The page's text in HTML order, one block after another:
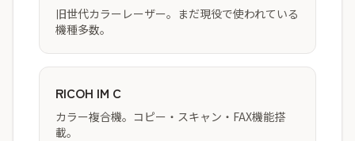
旧世代カラーレーザー。まだ現役で使われている
機種多数。
RICOH IM C
カラー複合機。コピー・スキャン・FAX機能搭
載。